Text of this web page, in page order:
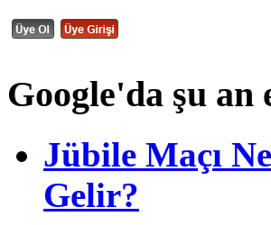
Google'da şu
Jübile Maçı
Gelir?